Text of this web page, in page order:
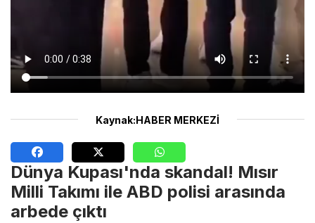
Kaynak:HABER MERKEZİ
Dünya Kupası'nda skandal! Mısır
Milli Takımı ile ABD polisi arasında
arbede çıktı